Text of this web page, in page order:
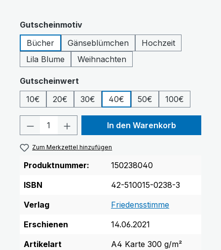
Gutscheinmotivauswählen
Bücher
Gänseblümchen
Hochzeit
Lila Blume
Weihnachten
Gutscheinwert
10€
20€ 30€ 40€ 50€ 100€
Produkt Anzahl: Gib den
In den Warenkorb
Zum Merkzettel hinzufügen
Produktnummer:
150238040
ISBN
42-510015-0238-3
Verlag
Friedensstimme
Erschienen
14.06.2021
Artikelart
A4 Karte 300 g/m²
Niedrige Sättigung Hohe Sättigung
Links unterstreichen Gut lesbare Schrift